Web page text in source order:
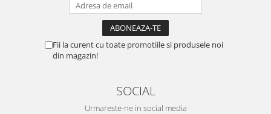
Fii la curent cu toate promotiile si produsele noi
din magazin!
SOCIAL
Urmareste-ne in social media